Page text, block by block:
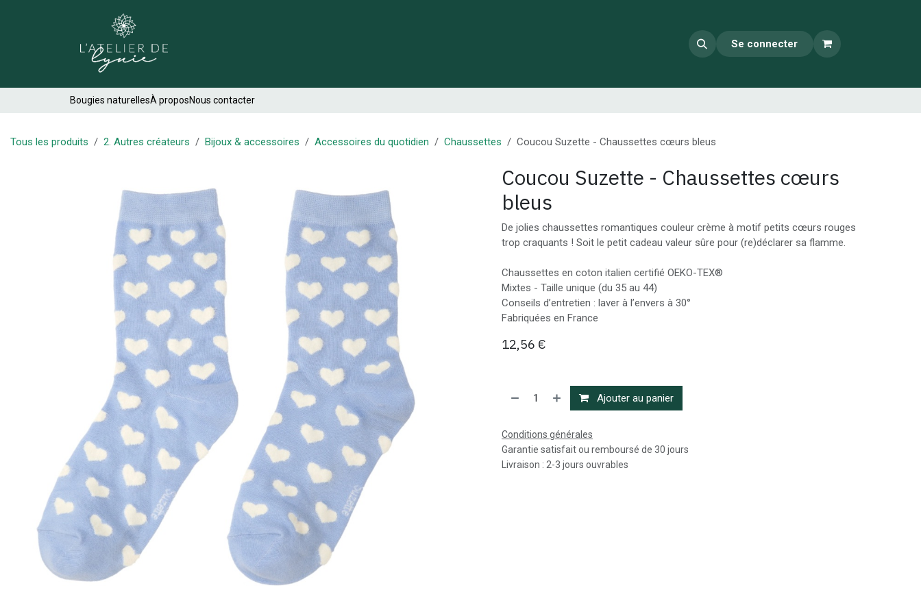
Se connecter
Bougies naturellesÀ proposNous contacter
Tous les produits 2. Autres créateurs Bijoux & accessoires Accessoires du quotidien Chaussettes Coucou Suzette - Chaussettes cœurs bleus
Coucou Suzette - Chaussettes cœurs
bleus
De jolies chaussettes romantiques couleur crème à motif petits cœurs rouges
trop craquants ! Soit le petit cadeau valeur sûre pour (re)déclarer sa flamme.
Chaussettes en coton italien certifié OEKO-TEX®️
Mixtes - Taille unique (du 35 au 44)
Conseils d’entretien : laver à l’envers à 30°
Fabriquées en France
12,56 €
Ajouter au panier
Conditions générales
Garantie satisfait ou remboursé de 30 jours
Livraison : 2-3 jours ouvrables